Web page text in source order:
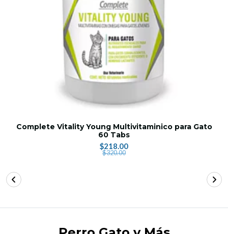
Complete Vitality Young Multivitaminico para Gato
60 Tabs
$218.00
$320.00